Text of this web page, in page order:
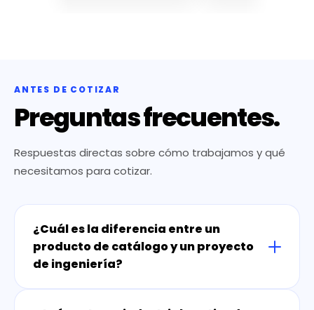
ANTES DE COTIZAR
Preguntas frecuentes.
Respuestas directas sobre cómo trabajamos y qué
necesitamos para cotizar.
¿Cuál es la diferencia entre un
producto de catálogo y un proyecto
de ingeniería?